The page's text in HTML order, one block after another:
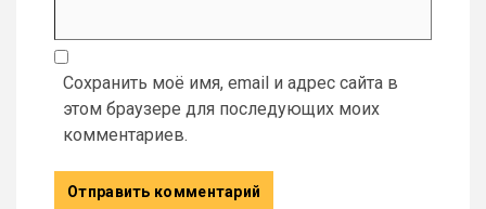
Сохранить моё имя, email и адрес сайта в
этом браузере для последующих моих
комментариев.